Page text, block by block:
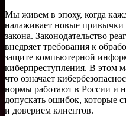
Мы живем в эпоху, когда
налаживает новые привычки
закона. Законодательство
внедряет требования к
защите компьютерной
киберпреступления. В этом
что означает
нормы работают в России и
допускать ошибок, которые
и доверием клиентов.